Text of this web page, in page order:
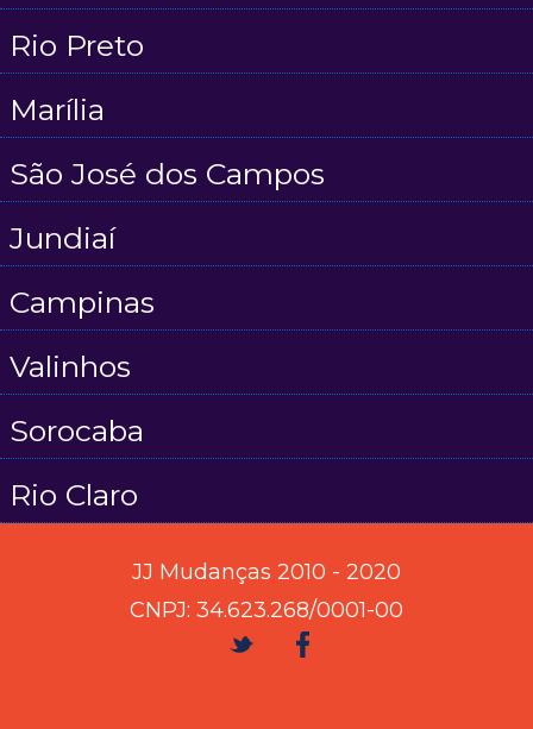
Rio Preto
Marília
São José dos Campos
Jundiaí
Campinas
Valinhos
Sorocaba
Rio Claro
JJ Mudanças 2010 - 2020
CNPJ: 34.623.268/0001-00